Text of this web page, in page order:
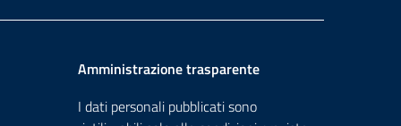
Amministrazione trasparente
I dati personali pubblicati sono